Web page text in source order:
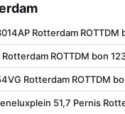
Rotterdam ROTTDM
ROTTDM bon
Rotterdam ROTTDM
51,7 Pernis